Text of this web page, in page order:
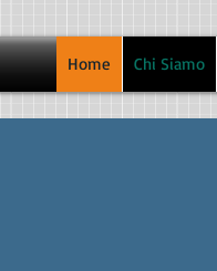
Home Chi Siamo